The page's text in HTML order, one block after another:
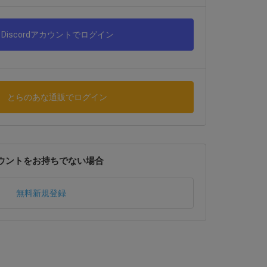
Discordアカウントでログイン
とらのあな通販でログイン
ントをお持ちでない場合
無料新規登録